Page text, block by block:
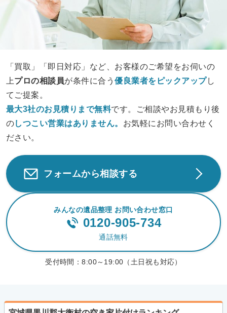
「買取」「即日対応」など、お客様のご希望をお伺いの
上プロの相談員が条件に合う優良業者をピックアップし
てご提案。
最大3社のお見積りまで無料です。ご相談やお見積もり後
のしつこい営業はありません。 お気軽にお問い合わせく
ださい。
フォームから相談する
みんなの遺品整理 お問い合わせ窓口
0120-905-734
通話無料
受付時間：8:00～19:00（土日祝も対応）